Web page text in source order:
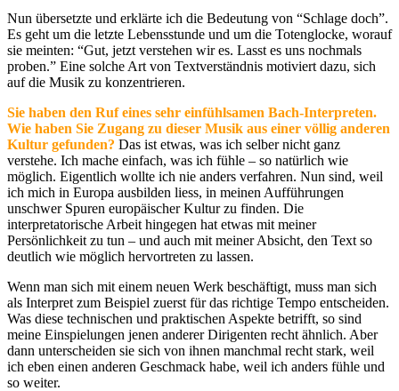
Nun übersetzte und erklärte ich die Bedeutung von “Schlage doch”.
Es geht um die letzte Lebensstunde und um die Totenglocke, worauf
sie meinten: “Gut, jetzt verstehen wir es. Lasst es uns nochmals
proben.” Eine solche Art von Textverständnis motiviert dazu, sich
auf die Musik zu konzentrieren.
Sie haben den Ruf eines sehr einfühlsamen Bach-Interpreten.
Wie haben Sie Zugang zu dieser Musik aus einer völlig anderen
Kultur gefunden? Das ist etwas, was ich selber nicht ganz
verstehe. Ich mache einfach, was ich fühle – so natürlich wie
möglich. Eigentlich wollte ich nie anders verfahren. Nun sind, weil
ich mich in Europa ausbilden liess, in meinen Aufführungen
unschwer Spuren europäischer Kultur zu finden. Die
interpretatorische Arbeit hingegen hat etwas mit meiner
Persönlichkeit zu tun – und auch mit meiner Absicht, den Text so
deutlich wie möglich hervortreten zu lassen.
Wenn man sich mit einem neuen Werk beschäftigt, muss man sich
als Interpret zum Beispiel zuerst für das richtige Tempo entscheiden.
Was diese technischen und praktischen Aspekte betrifft, so sind
meine Einspielungen jenen anderer Dirigenten recht ähnlich. Aber
dann unterscheiden sie sich von ihnen manchmal recht stark, weil
ich eben einen anderen Geschmack habe, weil ich anders fühle und
so weiter.